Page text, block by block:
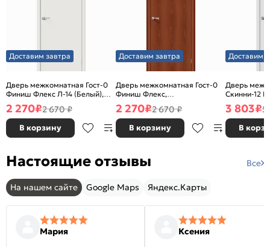
Доставим завтра
Дверь межкомнатная Гост-0
Финиш Флекс Л-14 (Белый),
глухая, каркасно-щитовая
2 270₽2 670 ₽
В корзину
Доставим завтра
Дверь межкомнатная Гост-0
Финиш Флекс,
Ламинированные Л-11
(ИталОрех), глухая, каркасно-
щитовая
2 270₽2 670 ₽
В корзину
Доставим
Дверь
Скинни-12
глухая,
3 803₽5
В
Настоящие отзывы Все
На нашем сайте Google Maps Яндекс.Карты
Мария Ксения